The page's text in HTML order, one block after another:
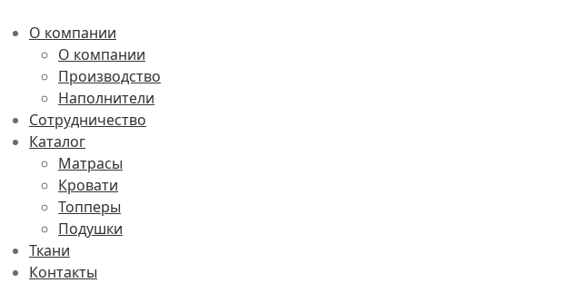
О компании
О компании
Производство
Наполнители
Сотрудничество
Каталог
Матрасы
Кровати
Топперы
Подушки
Ткани
Контакты